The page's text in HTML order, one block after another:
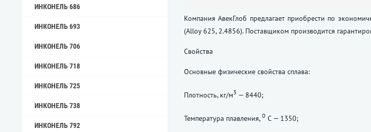
ИНКОНЕЛЬ 686
ИНКОНЕЛЬ 693
ИНКОНЕЛЬ 706
ИНКОНЕЛЬ 718
ИНКОНЕЛЬ 725
ИНКОНЕЛЬ 738
ИНКОНЕЛЬ 792
Компания АвекГлоб предлагает приобрести по
(Alloy 625, 2.4856). Поставщиком производится
Свойства
Основные физические свойства сплава:
Плотность, кг/м3 — 8440;
Температура плавления, 0 С — 1350;